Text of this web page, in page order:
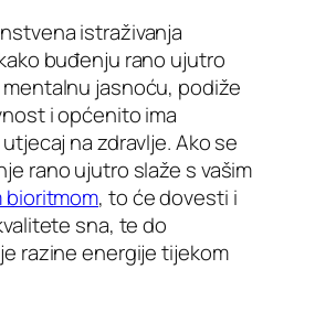
istraživanja
buđenju rano ujutro
jasnoću, podiže
i općenito ima
na zdravlje. Ako se
rano ujutro slaže s vašim
bioritmom, to će dovesti i
sna, te do
razine energije tijekom